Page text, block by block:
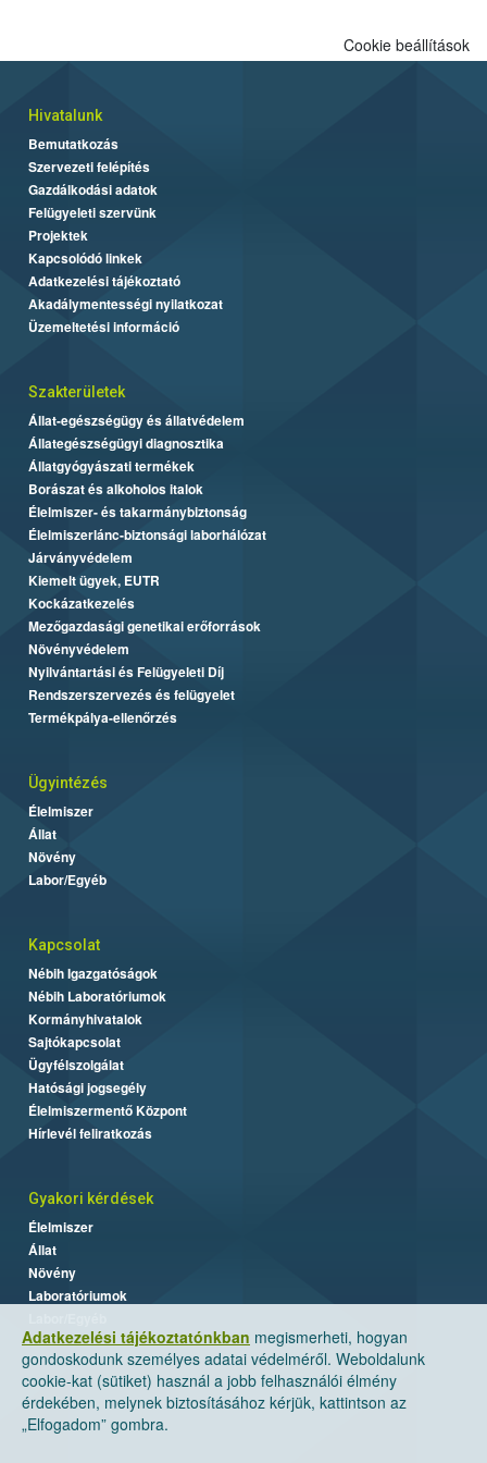
Adatkezelési tájékoztatónkban megismerheti, hogyan
gondoskodunk személyes adatai védelméről. Weboldalunk
cookie-kat (sütiket) használ a jobb felhasználói élmény
érdekében, melynek biztosításához kérjük, kattintson az
„Elfogadom” gombra.
Cookie beállítások
Hivatalunk
Bemutatkozás
Szervezeti felépítés
Gazdálkodási adatok
Felügyeleti szervünk
Projektek
Kapcsolódó linkek
Adatkezelési tájékoztató
Akadálymentességi nyilatkozat
Üzemeltetési információ
Szakterületek
Állat-egészségügy és állatvédelem
Állategészségügyi diagnosztika
Állatgyógyászati termékek
Borászat és alkoholos italok
Élelmiszer- és takarmánybiztonság
Élelmiszerlánc-biztonsági laborhálózat
Járványvédelem
Kiemelt ügyek, EUTR
Kockázatkezelés
Mezőgazdasági genetikai erőforrások
Növényvédelem
Nyilvántartási és Felügyeleti Díj
Rendszerszervezés és felügyelet
Termékpálya-ellenőrzés
Ügyintézés
Élelmiszer
Állat
Növény
Labor/Egyéb
Kapcsolat
Nébih Igazgatóságok
Nébih Laboratóriumok
Kormányhivatalok
Sajtókapcsolat
Ügyfélszolgálat
Hatósági jogsegély
Élelmiszermentő Központ
Hírlevél feliratkozás
Gyakori kérdések
Élelmiszer
Állat
Növény
Laboratóriumok